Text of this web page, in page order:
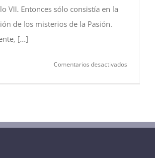
VII. Entonces sólo consistía en la
de los misterios de la Pasión.
[...]
Comentarios desactivados
Semana